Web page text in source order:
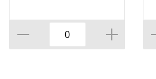
Навесные шкафы: